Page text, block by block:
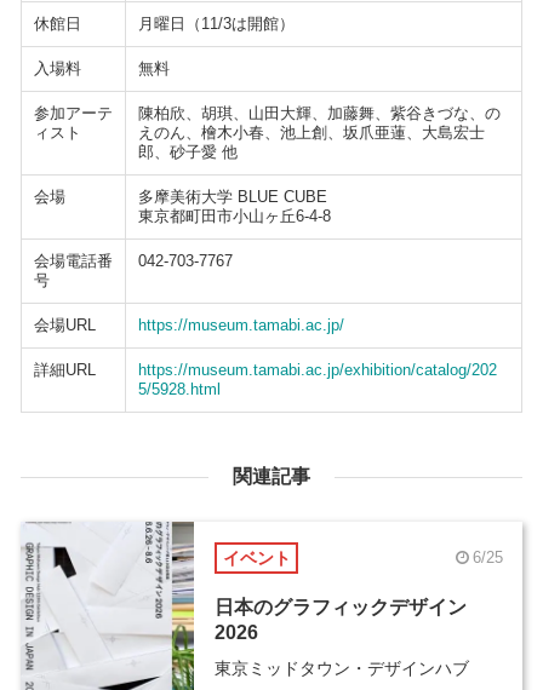
休館日 月曜日（11/3は開館）
入場料 無料
参加アーテ
ィスト
陳柏欣、胡琪、山田大輝、加藤舞、紫谷きづな、の
えのん、檜木小春、池上創、坂爪亜蓮、大島宏士
郎、砂子愛 他
会場
多摩美術大学 BLUE CUBE
東京都町田市小山ヶ丘6-4-8
会場電話番
号
042-703-7767
会場URL https://museum.tamabi.ac.jp/
詳細URL
https://museum.tamabi.ac.jp/exhibition/catalog/202
5/5928.html
関連記事
イベント 6/25
日本のグラフィックデザイン
2026
東京ミッドタウン・デザインハブ